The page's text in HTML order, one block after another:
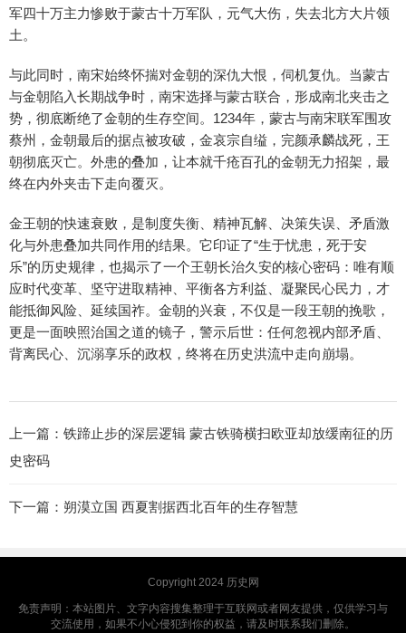
军四十万主力惨败于蒙古十万军队，元气大伤，失去北方大片领
土。
与此同时，南宋始终怀揣对金朝的深仇大恨，伺机复仇。当蒙古
与金朝陷入长期战争时，南宋选择与蒙古联合，形成南北夹击之
势，彻底断绝了金朝的生存空间。1234年，蒙古与南宋联军围攻
蔡州，金朝最后的据点被攻破，金哀宗自缢，完颜承麟战死，王
朝彻底灭亡。外患的叠加，让本就千疮百孔的金朝无力招架，最
终在内外夹击下走向覆灭。
金王朝的快速衰败，是制度失衡、精神瓦解、决策失误、矛盾激
化与外患叠加共同作用的结果。它印证了“生于忧患，死于安
乐”的历史规律，也揭示了一个王朝长治久安的核心密码：唯有顺
应时代变革、坚守进取精神、平衡各方利益、凝聚民心民力，才
能抵御风险、延续国祚。金朝的兴衰，不仅是一段王朝的挽歌，
更是一面映照治国之道的镜子，警示后世：任何忽视内部矛盾、
背离民心、沉溺享乐的政权，终将在历史洪流中走向崩塌。
上一篇： 铁蹄止步的深层逻辑 蒙古铁骑横扫欧亚却放缓南征的历
史密码
下一篇： 朔漠立国 西夏割据西北百年的生存智慧
Copyright 2024 历史网
免责声明：本站图片、文字内容搜集整理于互联网或者网友提供，仅供学习与
交流使用，如果不小心侵犯到你的权益，请及时联系我们删除。